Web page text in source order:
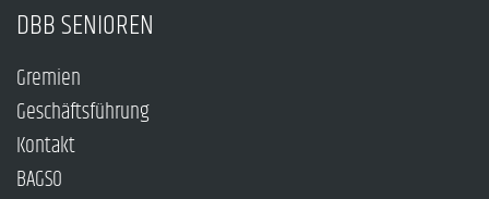
DBB SENIOREN
Gremien
Geschäftsführung
Kontakt
BAGSO